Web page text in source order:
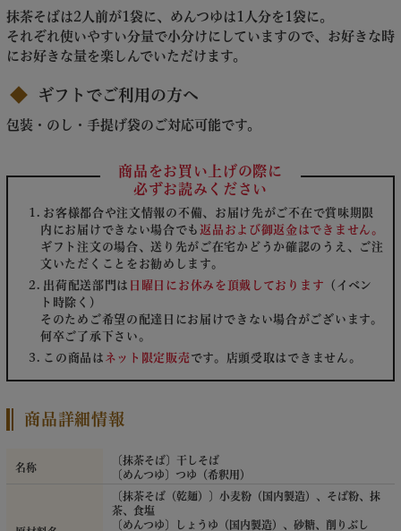
抹茶そばは2人前が1袋に、めんつゆは1人分を1袋に。
それぞれ使いやすい分量で小分けにしていますので、お好きな時
にお好きな量を楽しんでいただけます。
ギフトでご利用の方へ
包装・のし・手提げ袋のご対応可能です。
商品をお買い上げの際に
必ずお読みください
お客様都合や注文情報の不備、お届け先がご不在で賞味期限
内にお届けできない場合でも返品および御返金はできません。
ギフト注文の場合、送り先がご在宅かどうか確認のうえ、ご注
文いただくことをお勧めします。
出荷配送部門は 日曜日にお休みを頂戴しております （イベン
ト時除く）
そのためご希望の配達日にお届けできない場合がございます。
何卒ご了承下さい。
この商品は ネット限定販売 です。店頭受取はできません。
商品詳細情報
名称
〔抹茶そば〕干しそば
〔めんつゆ〕つゆ（希釈用）
〔抹茶そば（乾麺）〕小麦粉（国内製造）、そば粉、抹
茶、食塩
〔めんつゆ〕しょうゆ（国内製造）、砂糖、削りぶし